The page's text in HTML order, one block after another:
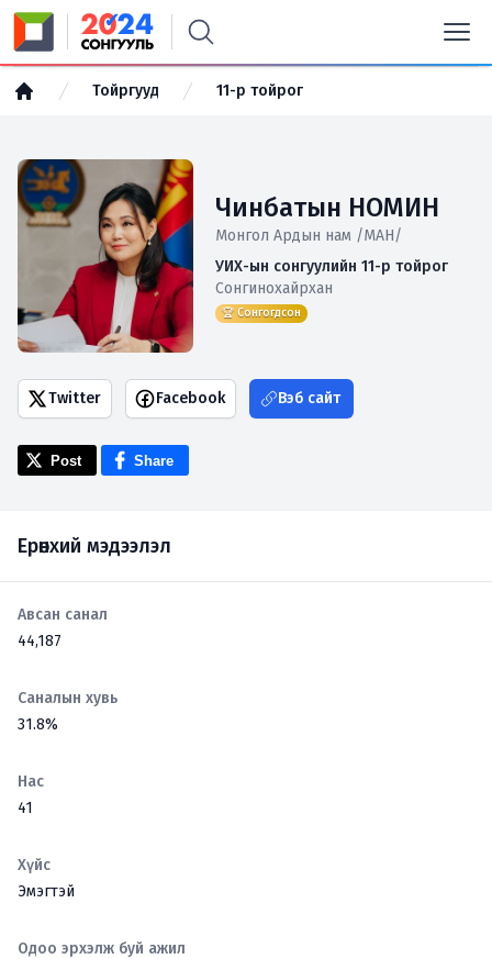
Тойргууд 11-р тойрог
Чинбатын НОМИН
Монгол Ардын нам /МАН/
УИХ-ын сонгуулийн 11-р тойрог
Сонгинохайрхан
🏆 Сонгогдсон
Twitter Facebook Вэб сайт
Post Share
Ерөнхий мэдээлэл
Авсан санал
44,187
Саналын хувь
31.8%
Нас
41
Хүйс
Эмэгтэй
Одоо эрхэлж буй ажил